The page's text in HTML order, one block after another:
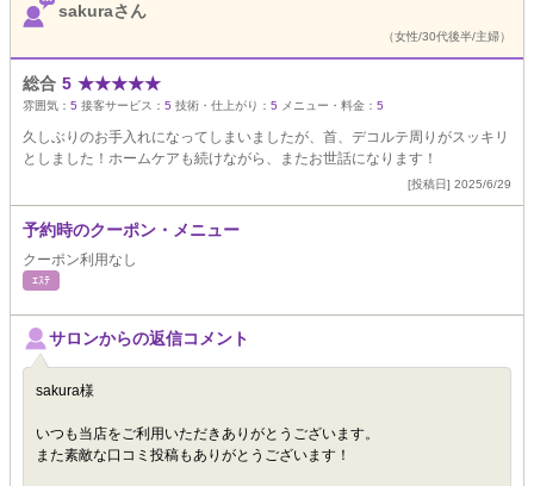
sakuraさん
（女性/30代後半/主婦）
総合 5 ★★★★★
雰囲気： 5 接客サービス： 5 技術・仕上がり： 5 メニュー・料金： 5
久しぶりのお手入れになってしまいましたが、首、デコルテ周りがスッキリ
としました！ホームケアも続けながら、またお世話になります！
[投稿日] 2025/6/29
予約時のクーポン・メニュー
クーポン利用なし
ｴｽﾃ
サロンからの返信コメント
sakura様
いつも当店をご利用いただきありがとうございます。
また素敵な口コミ投稿もありがとうございます！